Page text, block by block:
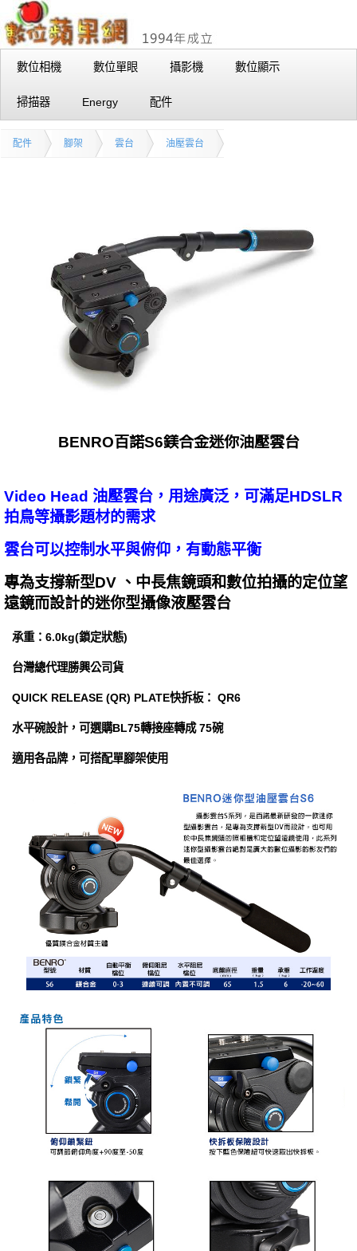
數位相機 數位單眼 攝影機 數位顯示
掃描器 Energy 配件
配件 腳架 雲台 油壓雲台
BENRO百諾S6鎂合金迷你油壓雲台
Video Head 油壓雲台，用途廣泛，可滿足HDSLR
拍鳥等攝影題材的需求
雲台可以控制水平與俯仰，有動態平衡
專為支撐新型DV 、中長焦鏡頭和數位拍攝的定位望
遠鏡而設計的迷你型攝像液壓雲台
承重：6.0kg(鎖定狀態)
台灣總代理勝興公司貨
QUICK RELEASE (QR) PLATE快拆板： QR6
水平碗設計，可選購BL75轉接座轉成 75碗
適用各品牌，可搭配單腳架使用